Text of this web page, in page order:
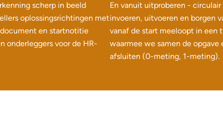
scherp in beeld
oplossingsrichtingen met
en startnotitie
onderleggers voor de HR-
En vanuit uitproberen -
invoeren, uitvoeren en borgen
vanaf de start meeloopt in een
waarmee we samen de
afsluiten (0-meting, 1-meting).